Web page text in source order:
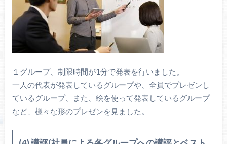
１グループ、制限時間が1分で発表を行いました。
一人の代表が発表しているグループや、全員でプレゼンし
ているグループ、また、絵を使って発表しているグループ
など、様々な形のプレゼンを見ました。